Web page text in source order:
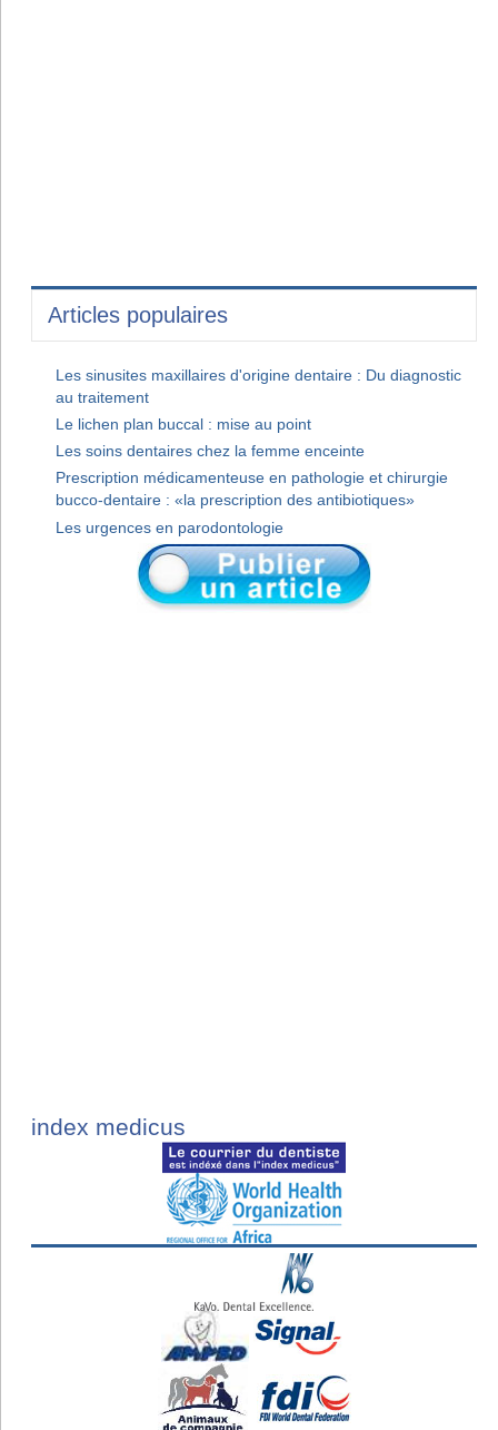
Articles populaires
Les sinusites maxillaires d'origine dentaire : Du diagnostic
au traitement
Le lichen plan buccal : mise au point
Les soins dentaires chez la femme enceinte
Prescription médicamenteuse en pathologie et chirurgie
bucco-dentaire : «la prescription des antibiotiques»
Les urgences en parodontologie
index medicus